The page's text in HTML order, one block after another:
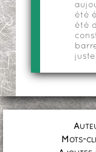
été
été
Mots-